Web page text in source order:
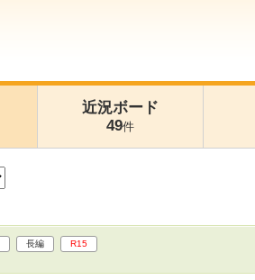
近況ボード
49件
長編 R15